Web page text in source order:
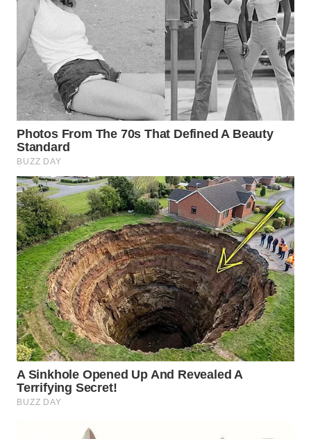
PRIANGAN
TIMUR
WN
SEMARANG
WN
SOLO
WN
BOROBUDUR
WN
MADURA
WN
SURABAYA
WN
NATUNA
WN